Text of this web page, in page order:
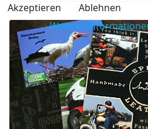
Akzeptieren
Ablehnen
Weitere